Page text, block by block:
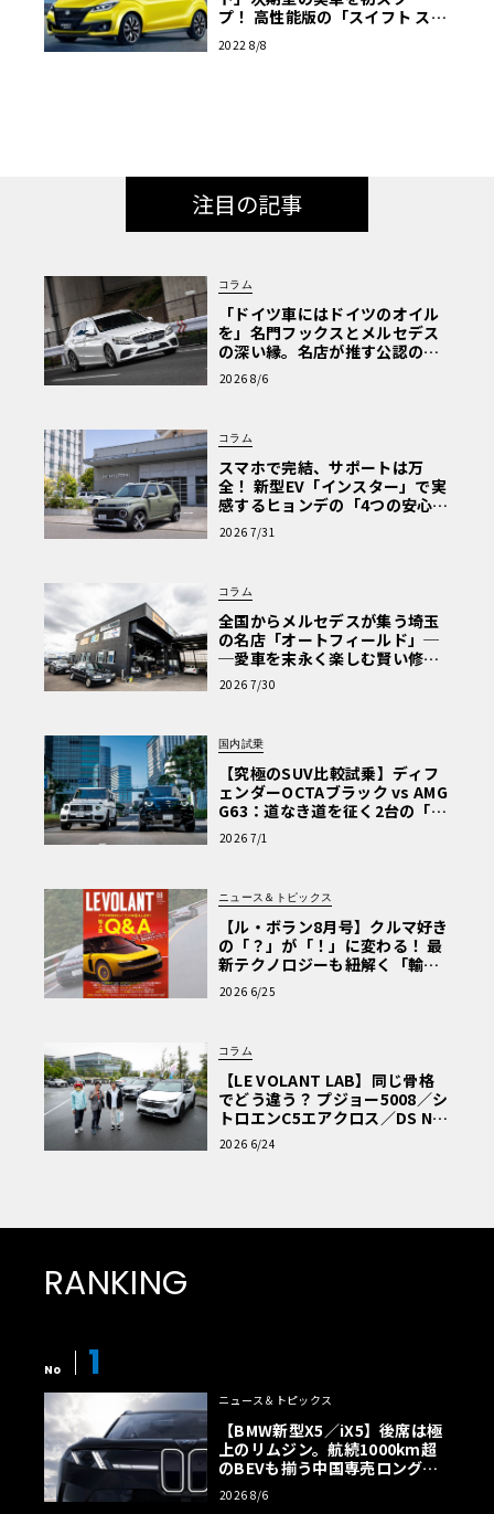
プ！ 高性能版の「スイフト スポ
2022 8/8
注目の記事
コラム
「ドイツ車にはドイツのオイル
を」名門フックスとメルセデス
の深い縁。名店が推す公認の安
心と、Cクラスで味わうシルキー
な走り〈PR〉
2026 8/6
コラム
スマホで完結、サポートは万
全！ 新型EV「インスター」で実
感するヒョンデの「4つの安心」
【第1回・ヒョンデ6つの疑問：
Why? Hyundai?】〈PR〉
2026 7/31
コラム
全国からメルセデスが集う埼玉
の名店「オートフィールド」─
─愛車を末永く楽しむ賢い修理
術と、プロがフックス製オイル
を選ぶ理由〈PR〉
2026 7/30
国内試乗
【究極のSUV比較試乗】ディフ
ェンダーOCTAブラック vs AMG
G63：道なき道を征く2台の「対
極的アプローチ」
2026 7/1
ニュース＆トピックス
【ル・ボラン8月号】クルマ好き
の「？」が「！」に変わる！ 最
新テクノロジーも紐解く「輸入
車Q&A」
2026 6/25
コラム
【LE VOLANT LAB】同じ骨格
でどう違う？ プジョー5008／シ
トロエンC5エアクロス／DS Nº4
読者一気乗りレポート
2026 6/24
RANKING
No 1
ニュース＆トピックス
【BMW新型X5／iX5】後席は極
上のリムジン。航続1000km超
のBEVも揃う中国専売ロング仕
様の全貌
2026 8/6